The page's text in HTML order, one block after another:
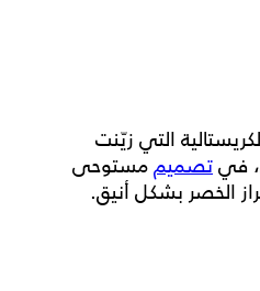
التي زيّنت
فيتصميممستوحى
الخصر بشكل أنيق.